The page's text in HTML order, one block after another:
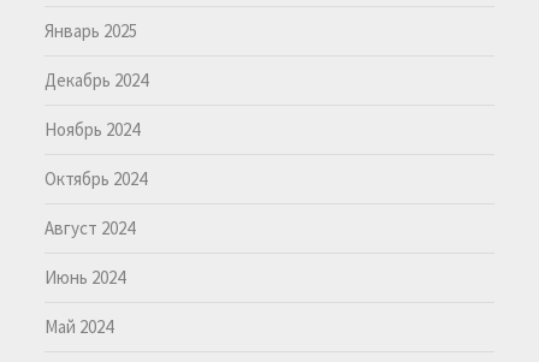
Январь 2025
Декабрь 2024
Ноябрь 2024
Октябрь 2024
Август 2024
Июнь 2024
Май 2024